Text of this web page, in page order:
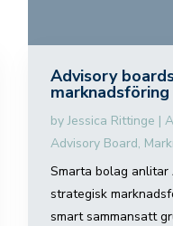
Advisory
marknadsföring
byJessica Rittinge |
Advisory Board,
Smarta bolag
strategisk
smart sammansatt